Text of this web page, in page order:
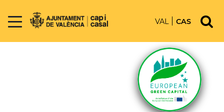
VAL CAS